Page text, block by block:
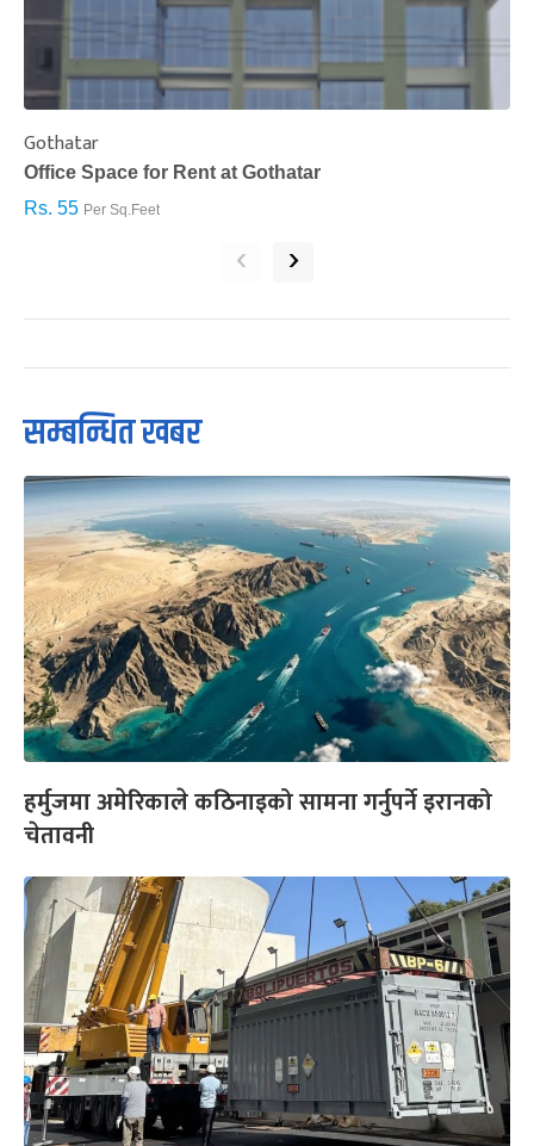
Gothatar
Office Space for Rent at Gothatar
Rs. 55 Per Sq.Feet
‹ ›
सम्बन्धित खबर
हर्मुजमा अमेरिकाले कठिनाइको सामना गर्नुपर्ने इरानको
चेतावनी